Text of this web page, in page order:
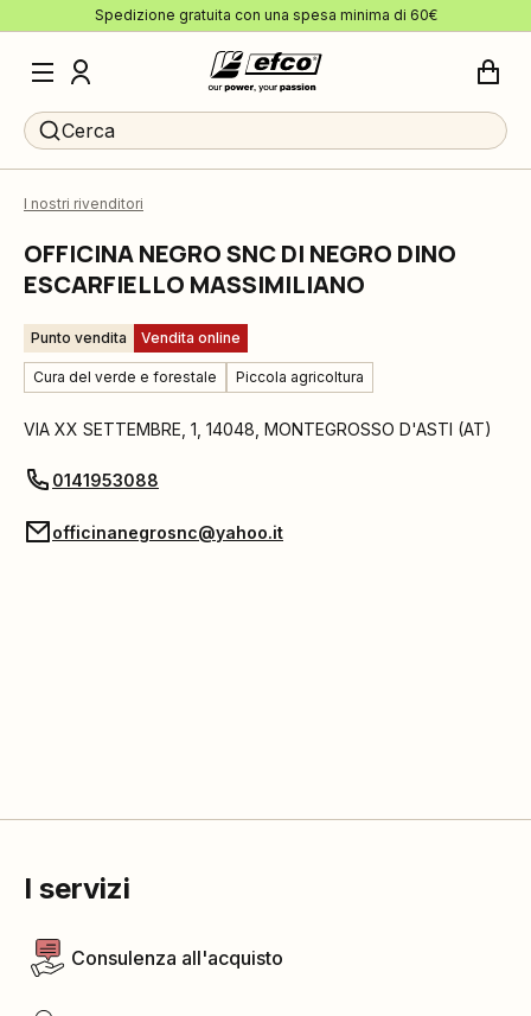
Spedizione gratuita con una spesa minima di 60€
Cerca
I nostri rivenditori
OFFICINA NEGRO SNC DI NEGRO DINO
ESCARFIELLO MASSIMILIANO
Punto vendita Vendita online
Cura del verde e forestale Piccola agricoltura
VIA XX SETTEMBRE, 1 14048 MONTEGROSSO D'ASTI (AT)
0141953088
officinanegrosnc@yahoo.it
I servizi
Consulenza all'acquisto